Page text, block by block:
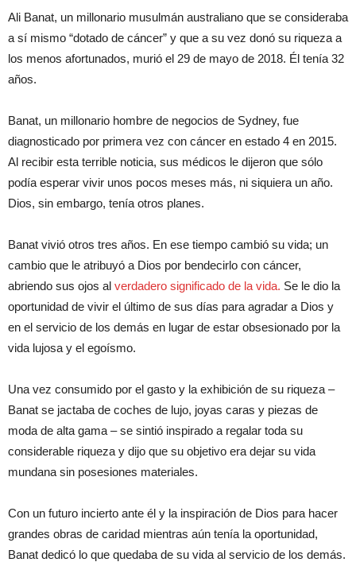
Ali Banat, un millonario musulmán australiano que se consideraba
a sí mismo “dotado de cáncer” y que a su vez donó su riqueza a
los menos afortunados, murió el 29 de mayo de 2018. Él tenía 32
años.
Banat, un millonario hombre de negocios de Sydney, fue
diagnosticado por primera vez con cáncer en estado 4 en 2015.
Al recibir esta terrible noticia, sus médicos le dijeron que sólo
podía esperar vivir unos pocos meses más, ni siquiera un año.
Dios, sin embargo, tenía otros planes.
Banat vivió otros tres años. En ese tiempo cambió su vida; un
cambio que le atribuyó a Dios por bendecirlo con cáncer,
abriendo sus ojos al verdadero significado de la vida. Se le dio la
oportunidad de vivir el último de sus días para agradar a Dios y
en el servicio de los demás en lugar de estar obsesionado por la
vida lujosa y el egoísmo.
Una vez consumido por el gasto y la exhibición de su riqueza –
Banat se jactaba de coches de lujo, joyas caras y piezas de
moda de alta gama – se sintió inspirado a regalar toda su
considerable riqueza y dijo que su objetivo era dejar su vida
mundana sin posesiones materiales.
Con un futuro incierto ante él y la inspiración de Dios para hacer
grandes obras de caridad mientras aún tenía la oportunidad,
Banat dedicó lo que quedaba de su vida al servicio de los demás.